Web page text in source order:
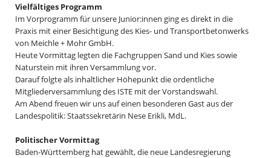
Vielfältiges Programm
Im Vorprogramm für unsere Junior:innen ging es direkt in die
Praxis mit einer Besichtigung des Kies- und Transportbetonwerks
von Meichle + Mohr GmbH.
Heute Vormittag legten die Fachgruppen Sand und Kies sowie
Naturstein mit ihren Versammlung vor.
Darauf folgte als inhaltlicher Höhepunkt die ordentliche
Mitgliederversammlung des ISTE mit der Vorstandswahl.
Am Abend freuen wir uns auf einen besonderen Gast aus der
Landespolitik: Staatssekretärin Nese Erikli, MdL.
Politischer Vormittag
Baden-Württemberg hat gewählt, die neue Landesregierung